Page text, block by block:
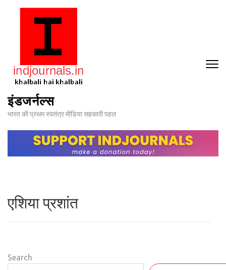
इंडजर्नल्स
भारत की प्रथम स्वतंत्र मीडिया सहकारी पहल
एशिया प्रशांत
Search